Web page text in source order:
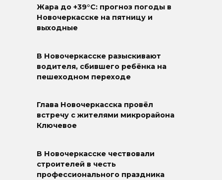
Жара до +39°C: прогноз погоды в
Новочеркасске на пятницу и
выходные
В Новочеркасске разыскивают
водителя, сбившего ребёнка на
пешеходном переходе
Глава Новочеркасска провёл
встречу с жителями микрорайона
Ключевое
В Новочеркасске чествовали
строителей в честь
профессионального праздника